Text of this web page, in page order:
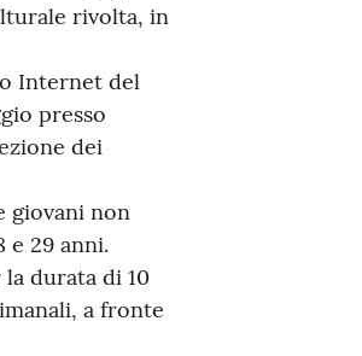
rivolta, in
Internet del
presso
dei
giovani non
e 29 anni.
durata di 10
a fronte